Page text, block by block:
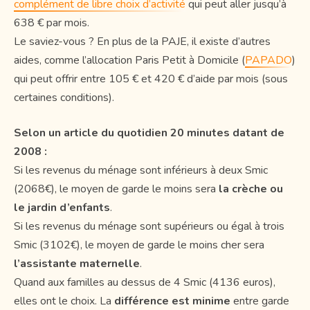
complément de libre choix d’activité qui peut aller jusqu’à
638 € par mois.
Le saviez-vous ? En plus de la PAJE, il existe d’autres
aides, comme l’allocation Paris Petit à Domicile (PAPADO)
qui peut offrir entre 105 € et 420 € d’aide par mois (sous
certaines conditions).
Selon un article du quotidien 20 minutes datant de
2008 :
Si les revenus du ménage sont inférieurs à deux Smic
(2068€), le moyen de garde le moins sera la crèche ou
le jardin d’enfants.
Si les revenus du ménage sont supérieurs ou égal à trois
Smic (3102€), le moyen de garde le moins cher sera
l’assistante maternelle.
Quand aux familles au dessus de 4 Smic (4136 euros),
elles ont le choix. La différence est minime entre garde